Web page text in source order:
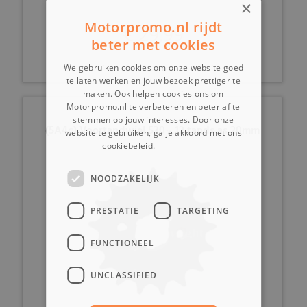
€ 29,99
(5A4c) Voortandwiel 530 - 12 tands as 20mm
×
Motorpromo.nl rijdt
beter met cookies
We gebruiken cookies om onze website goed
te laten werken en jouw bezoek prettiger te
maken. Ook helpen cookies ons om
Motorpromo.nl te verbeteren en beter af te
stemmen op jouw interesses. Door onze
website te gebruiken, ga je akkoord met ons
cookiebeleid.
NOODZAKELIJK
PRESTATIE TARGETING
FUNCTIONEEL
UNCLASSIFIED